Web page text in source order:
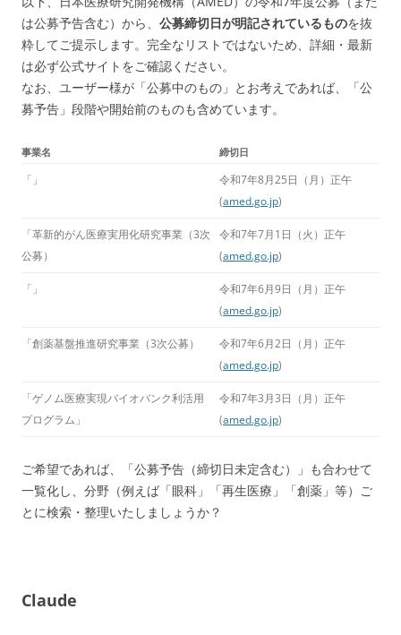
は公募予告含む）から、 公募締切日が明記されているものを抜
粋してご提示します。完全なリストではないため、詳細・最新
は必ず公式サイトをご確認ください。
なお、ユーザー様が「公募中のもの」とお考えであれば、「公
募予告」段階や開始前のものも含めています。
事業名 締切日
「」
令和7年8月25日（月）正午
(amed.go.jp)
「革新的がん医療実用化研究事業（3次
公募）
令和7年7月1日（火）正午
(amed.go.jp)
「」
令和7年6月9日（月）正午
(amed.go.jp)
「創薬基盤推進研究事業（3次公募）
令和7年6月2日（月）正午
(amed.go.jp)
「ゲノム医療実現バイオバンク利活用
プログラム」
令和7年3月3日（月）正午
(amed.go.jp)
ご希望であれば、「公募予告（締切日未定含む）」も合わせて
一覧化し、分野（例えば「眼科」「再生医療」「創薬」等）ご
とに検索・整理いたしましょうか？
Claude